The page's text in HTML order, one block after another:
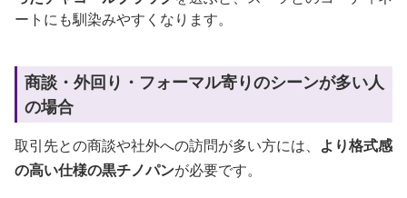
ートにも馴染みやすくなります。
商談・外回り・フォーマル寄りのシーンが多い人
の場合
取引先との商談や社外への訪問が多い方には、 より格式感
の高い仕様の黒チノパンが必要です。